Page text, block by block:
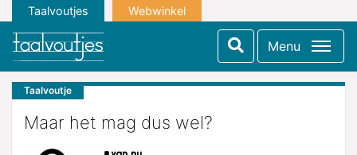
Taalvoutjes Webwinkel
Menu
Taalvoutje
Maar het mag dus wel?